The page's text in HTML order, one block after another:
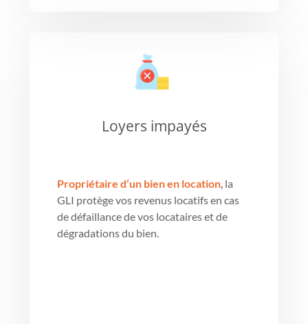
Loyers impayés
Propriétaire d’un bien en location, la
GLI protège vos revenus locatifs en cas
de défaillance de vos locataires et de
dégradations du bien.